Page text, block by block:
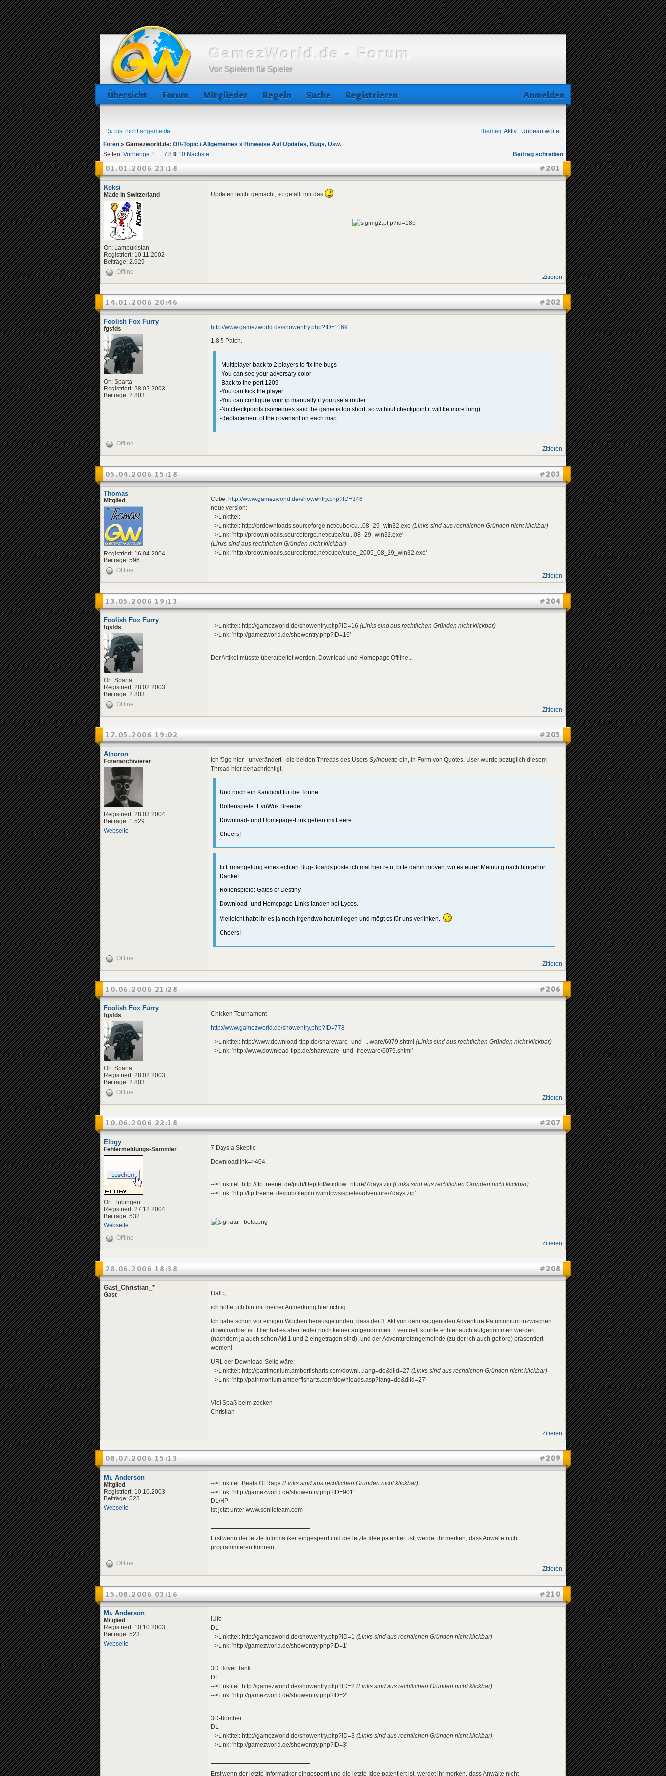
GamezWorld.de - Forum
Von Spielern für Spieler
Übersicht Forum Mitglieder Regeln Suche Registrieren Anmelden
Du bist nicht angemeldet. Themen:Aktiv
Unbeantwortet
Foren » Gamezworld.de: Off-Topic / Allgemeines » Hinweise Auf Updates, Bugs, Usw.
Seiten: Vorherige 1 … 7 8 9 10 Nächste Beitrag schreiben
#201
01.01.2006 23:18
Koksi
Made in Switzerland
Ort: Lampukistan
Registriert: 10.11.2002
Beiträge: 2.929
Updaten leicht gemacht, so gefällt mir das
Offline
Zitieren
#202
14.01.2006 20:46
Foolish Fox Furry
fgsfds
Ort: Sparta
Registriert: 28.02.2003
Beiträge: 2.803
http://www.gamezworld.de/showentry.php?ID=1169
1.8.5 Patch.
-Multiplayer back to 2 players to fix the bugs
-You can see your adversary color
-Back to the port 1209
-You can kick the player
-You can configure your ip manually if you use a router
-No checkpoints (someones said the game is too short, so without checkpoint it will be more long)
-Replacement of the covenant on each map
Offline
Zitieren
#203
05.04.2006 15:18
Thomas
Mitglied
Registriert: 16.04.2004
Beiträge: 596
Cube: http://www.gamezworld.de/showentry.php?ID=346
neue version:
-->Linktitel:
-->Linktitel: http://prdownloads.sourceforge.net/cube/cu...08_29_win32.exe (Links sind aus rechtlichen Gründen nicht klickbar)
-->Link: 'http://prdownloads.sourceforge.net/cube/cu...08_29_win32.exe'
(Links sind aus rechtlichen Gründen nicht klickbar)
-->Link: 'http://prdownloads.sourceforge.net/cube/cube_2005_08_29_win32.exe'
Offline
Zitieren
#204
13.05.2006 19:13
Foolish Fox Furry
fgsfds
Ort: Sparta
Registriert: 28.02.2003
Beiträge: 2.803
-->Linktitel: http://gamezworld.de/showentry.php?ID=16 (Links sind aus rechtlichen Gründen nicht klickbar)
-->Link: 'http://gamezworld.de/showentry.php?ID=16'
Der Artikel müsste überarbeitet werden, Download und Homepage Offline...
Offline
Zitieren
#205
17.05.2006 19:02
Athoron
Forenarchivierer
Registriert: 28.03.2004
Beiträge: 1.529
Webseite
Ich füge hier - unverändert - die beiden Threads des Users Sylhouette ein, in Form von Quotes. User wurde bezüglich diesem
Thread hier benachrichtigt.
Und noch ein Kandidat für die Tonne:
Rollenspiele: EvoWok Breeder
Download- und Homepage-Link gehen ins Leere
Cheers!
In Ermangelung eines echten Bug-Boards poste ich mal hier rein, bitte dahin moven, wo es eurer Meinung nach hingehört.
Danke!
Rollenspiele: Gates of Destiny
Download- und Homepage-Links landen bei Lycos.
Vielleicht habt ihr es ja noch irgendwo herumliegen und mögt es für uns verlinken.
Cheers!
Offline
Zitieren
#206
10.06.2006 21:28
Foolish Fox Furry
fgsfds
Ort: Sparta
Registriert: 28.02.2003
Beiträge: 2.803
Chicken Tournament
http://www.gamezworld.de/showentry.php?ID=778
-->Linktitel: http://www.download-tipp.de/shareware_und_...ware/6079.shtml (Links sind aus rechtlichen Gründen nicht klickbar)
-->Link: 'http://www.download-tipp.de/shareware_und_freeware/6079.shtml'
Offline
Zitieren
#207
10.06.2006 22:18
Elogy
Fehlermeldungs-Sammler
Ort: Tübingen
Registriert: 27.12.2004
Beiträge: 532
Webseite
7 Days a Skeptic
Downloadlink=>404.
-->Linktitel: http://ftp.freenet.de/pub/filepilot/window...nture/7days.zip (Links sind aus rechtlichen Gründen nicht klickbar)
-->Link: 'http://ftp.freenet.de/pub/filepilot/windows/spiele/adventure/7days.zip'
Offline
Zitieren
#208
28.06.2006 18:38
Gast_Christian_*
Gast Hallo,
ich hoffe, ich bin mit meiner Anmerkung hier richtig.
Ich habe schon vor einigen Wochen herausgefunden, dass der 3. Akt von dem saugenialen Adventure Patrimonium inzwischen
downloadbar ist. Hier hat es aber leider noch keiner aufgenommen. Eventuell könnte er hier auch aufgenommen werden
(nachdem ja auch schon Akt 1 und 2 eingetragen sind), und der Adventurefangemeinde (zu der ich auch gehöre) präsentiert
werden!
URL der Download-Seite wäre:
-->Linktitel: http://patrimonium.amberfisharts.com/downl...lang=de&dlid=27 (Links sind aus rechtlichen Gründen nicht klickbar)
-->Link: 'http://patrimonium.amberfisharts.com/downloads.asp?lang=de&dlid=27'
Viel Spaß beim zocken
Christian
Zitieren
#209
08.07.2006 15:13
Mr. Anderson
Mitglied
Registriert: 10.10.2003
Beiträge: 523
Webseite
-->Linktitel: Beats Of Rage (Links sind aus rechtlichen Gründen nicht klickbar)
-->Link: 'http://gamezworld.de/showentry.php?ID=901'
DL/HP
ist jetzt unter www.senileteam.com
Erst wenn der letzte Informatiker eingesperrt und die letzte Idee patentiert ist, werdet ihr merken, dass Anwälte nicht
programmieren können.
Offline
Zitieren
#210
15.08.2006 03:16
Mr. Anderson
Mitglied
Registriert: 10.10.2003
Beiträge: 523
Webseite
!Ufo
DL
-->Linktitel: http://gamezworld.de/showentry.php?ID=1 (Links sind aus rechtlichen Gründen nicht klickbar)
-->Link: 'http://gamezworld.de/showentry.php?ID=1'
3D Hover Tank
DL
-->Linktitel: http://gamezworld.de/showentry.php?ID=2 (Links sind aus rechtlichen Gründen nicht klickbar)
-->Link: 'http://gamezworld.de/showentry.php?ID=2'
3D-Bomber
DL
-->Linktitel: http://gamezworld.de/showentry.php?ID=3 (Links sind aus rechtlichen Gründen nicht klickbar)
-->Link: 'http://gamezworld.de/showentry.php?ID=3'
Erst wenn der letzte Informatiker eingesperrt und die letzte Idee patentiert ist, werdet ihr merken, dass Anwälte nicht